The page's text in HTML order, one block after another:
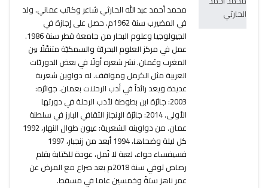
محمد أحمد عبد الله الحارثي شاعر وكاتب عماني. ولد
في المضيرب سنة 1962م. حصل على إجازة في
الجيولوجيا وعلوم البحار من جامعة قطر سنة 1986.
عمل في مركز العلوم البحريّة والسمكيّة متنقّلًا بين
المغرب وعُمان. نشر شعره أولًا في بعض الدوريّات
العربية مثل الكرمل ومواقف. له دواوين شعرية
عديدة ويعد رائداً في أدب الرحلات بعمان. جوائزه:
2003: جائزة ابن بطوطة لأدب الرحلة في دورتها
الأولى. 2014: جائزة الإنجاز الثقافي البارز في سلطنة
عمان. من دواوينه الشعرية: عيون طوال النهار، 1992
كل ليلة وضحاها، 1994 أبعد من زنجبار، 1997
فسيفساء حواء، لعبة لا تُمل، عودة للكتابة بقلم
رصاص توفي سنة 2018م بعد صراع مع المرض عن
عمر ناهز ستةً وخمسين عاما في مسقط.